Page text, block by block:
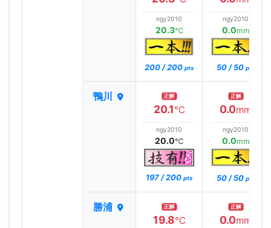
ngy2010
20.3℃
200 / 200 pts
ngy2010
0.0mm
50 / 50 pts
鴨川 正解
20.1℃
ngy2010
20.0℃
197 / 200 pts
正解
0.0mm
ngy2010
0.0mm
50 / 50 pts
勝浦 正解
19.8℃
正解
0.0mm